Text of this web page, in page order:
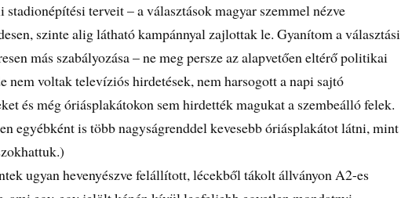
terveit – a választások magyar szemmel nézve
szinte alig látható kampánnyal zajlottak le. Gyanítom a választási
más szabályozása – ne meg persze az alapvetően eltérő politikai
nem voltak televíziós hirdetések, nem harsogott a napi sajtó
és még óriásplakátokon sem hirdették magukat a szembeálló felek.
egyébként is több nagyságrenddel kevesebb óriásplakátot látni, mint
ugyan hevenyészve felállított, lécekből tákolt állványon A2-es